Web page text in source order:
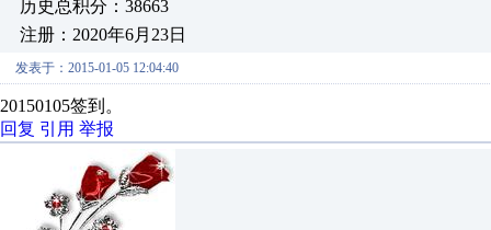
历史总积分：38663
注册：2020年6月23日
发表于：2015-01-05 12:04:40
20150105签到。
回复 引用 举报